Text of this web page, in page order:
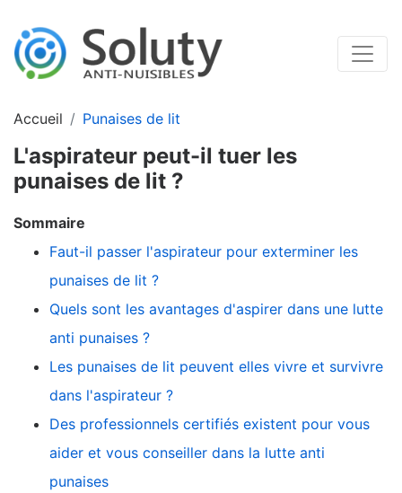
Accueil Punaises de lit
L'aspirateur peut-il tuer les
punaises de lit ?
Sommaire
Faut-il passer l'aspirateur pour exterminer les
punaises de lit ?
Quels sont les avantages d'aspirer dans une lutte
anti punaises ?
Les punaises de lit peuvent elles vivre et survivre
dans l'aspirateur ?
Des professionnels certifiés existent pour vous
aider et vous conseiller dans la lutte anti
punaises